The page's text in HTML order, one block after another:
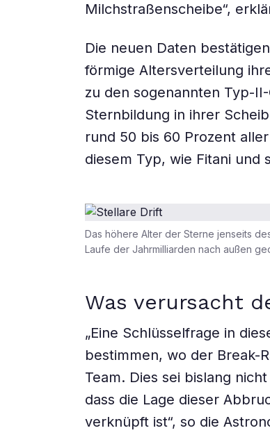
Milchstraßenscheibe“,
Die neuen Daten
förmige Altersverteilung
zu den sogenannten Typ-
Sternbildung in ihrer
rund 50 bis 60 Prozent
diesem Typ, wie Fitani und
Das höhere Alter der Sterne jenseits
Laufe der Jahrmilliarden nach außen
Was verursacht
„Eine Schlüsselfrage in
bestimmen, wo der Break-
Team. Dies sei bislang
dass die Lage dieser
verknüpft ist“, so die